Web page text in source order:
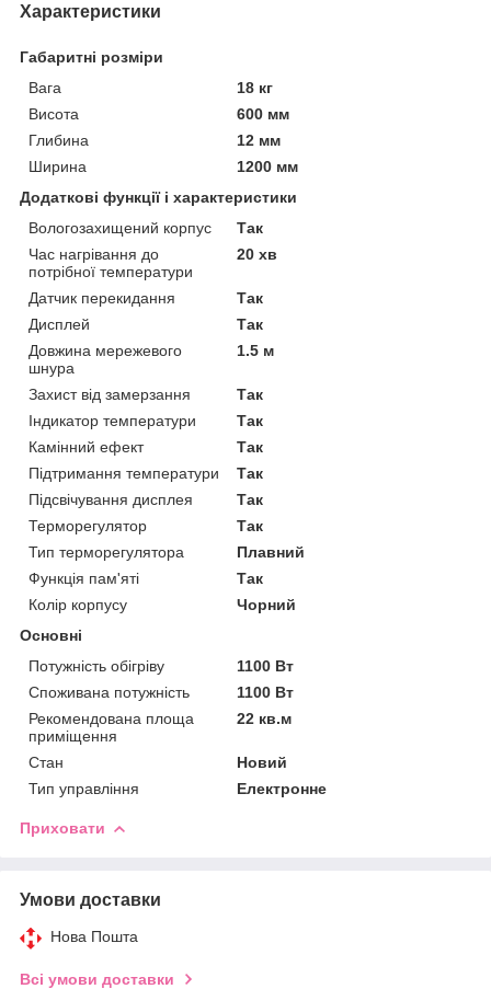
Характеристики
Габаритні розміри
Вага
18 кг
Висота
600 мм
Глибина
12 мм
Ширина
1200 мм
Додаткові функції і характеристики
Вологозахищений корпус
Так
Час нагрівання до
потрібної температури
20 хв
Датчик перекидання
Так
Дисплей
Так
Довжина мережевого
шнура
1.5 м
Захист від замерзання
Так
Індикатор температури
Так
Камінний ефект
Так
Підтримання температури
Так
Підсвічування дисплея
Так
Терморегулятор
Так
Тип терморегулятора
Плавний
Функція пам'яті
Так
Колір корпусу
Чорний
Основні
Потужність обігріву
1100 Вт
Споживана потужність
1100 Вт
Рекомендована площа
приміщення
22 кв.м
Стан
Новий
Тип управління
Електронне
Приховати
Умови доставки
Нова Пошта
Всі умови доставки